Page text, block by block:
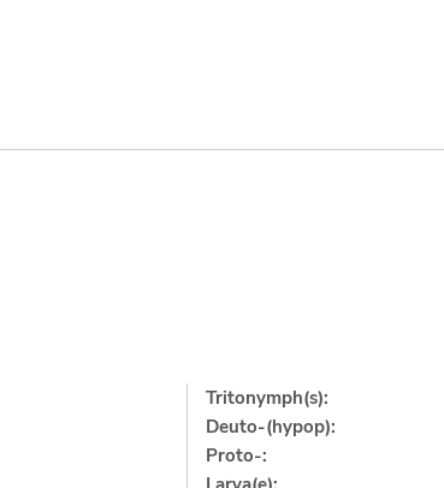
Tritonymph(s):
Deuto-(hypop):
Proto-: